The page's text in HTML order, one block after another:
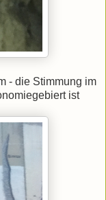
- die Stimmung im
ist